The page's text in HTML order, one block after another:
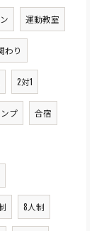
運動教室
わり
2対1
プ 合宿
8人制